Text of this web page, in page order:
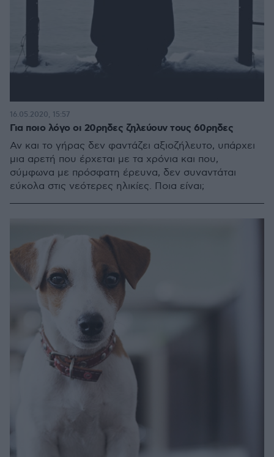
Για ποιο λόγο οι 20ρηδες ζηλεύουν τους 60ρηδες
Αν και το γήρας δεν φαντάζει αξιοζήλευτο, υπάρχει
μια αρετή που έρχεται με τα χρόνια και που,
σύμφωνα με πρόσφατη έρευνα, δεν συναντάται
εύκολα στις νεότερες ηλικίες. Ποια είναι;
16.05.2020, 15:57